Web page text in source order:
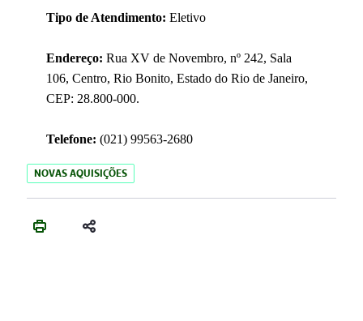
Tipo de Atendimento: Eletivo
Endereço: Rua XV de Novembro, nº 242, Sala
106, Centro, Rio Bonito, Estado do Rio de Janeiro,
CEP: 28.800-000.
Telefone: (021) 99563-2680
NOVAS AQUISIÇÕES